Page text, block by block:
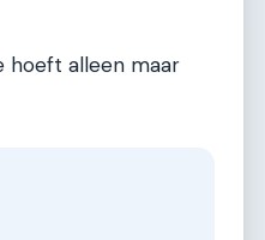
hoeft alleen maar